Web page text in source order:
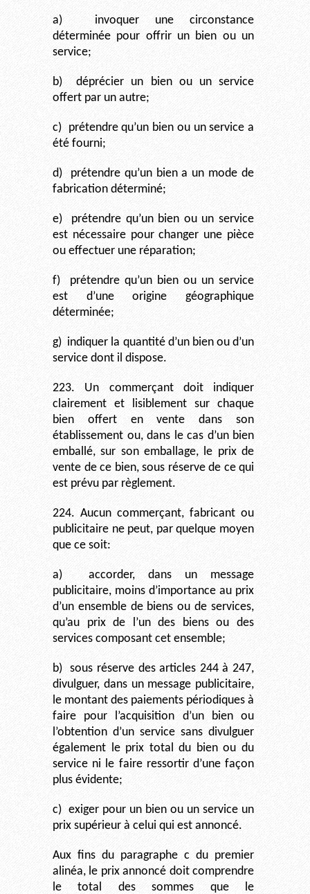
a)
invoquer une circonstance
déterminée pour offrir un bien ou un
service;
b)
déprécier un bien ou un service
offert par un autre;
c) prétendre qu’un bien ou un service a
été fourni;
d)
prétendre qu’un bien a un mode de
fabrication déterminé;
e)
prétendre qu’un bien ou un service
est nécessaire pour changer une pièce
ou effectuer une réparation;
f)
prétendre qu’un bien ou un service
est d’une origine géographique
déterminée;
g) indiquer la quantité d’un bien ou d’un
service dont il dispose.
223. Un commerçant doit indiquer
clairement et lisiblement sur chaque
bien offert en vente dans son
établissement ou, dans le cas d’un bien
emballé, sur son emballage, le prix de
vente de ce bien, sous réserve de ce qui
est prévu par règlement.
224. Aucun commerçant, fabricant ou
publicitaire ne peut, par quelque moyen
que ce soit:
a)
accorder, dans un message
publicitaire, moins d’importance au prix
d’un ensemble de biens ou de services,
qu’au prix de l’un des biens ou des
services composant cet ensemble;
b) sous réserve des articles 244 à 247,
divulguer, dans un message publicitaire,
le montant des paiements périodiques à
faire pour l’acquisition d’un bien ou
l’obtention d’un service sans divulguer
également le prix total du bien ou du
service ni le faire ressortir d’une façon
plus évidente;
c) exiger pour un bien ou un service un
prix supérieur à celui qui est annoncé.
Aux fins du paragraphe c du premier
alinéa, le prix annoncé doit comprendre
le total des sommes que le